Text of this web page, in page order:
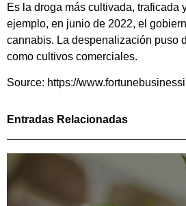
Es la droga más cultivada,
ejemplo, en junio de 2022, el
cannabis. La despenalización puso
como cultivos comerciales.
Source: https://
Entradas Relacionadas